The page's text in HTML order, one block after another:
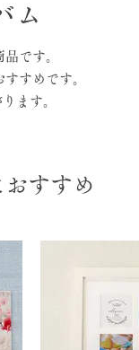
ム
です。
すめです。
ます。
すすめ